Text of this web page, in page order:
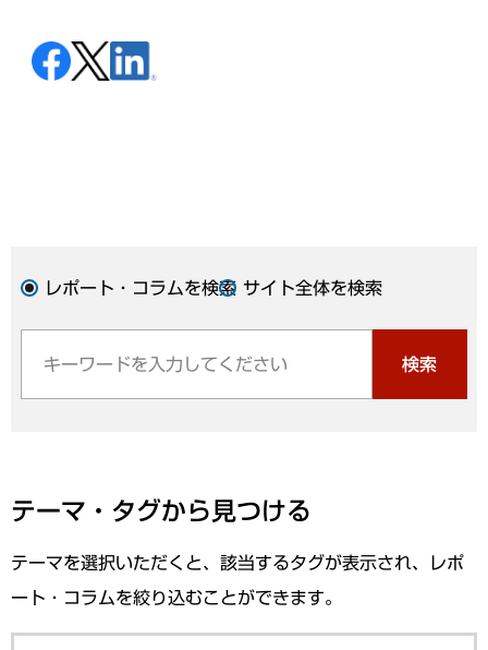
レポート・コラムを検索 サイト全体を検索
検索
テーマ・タグから見つける
テーマを選択いただくと、該当するタグが表示され、レポ
ート・コラムを絞り込むことができます。